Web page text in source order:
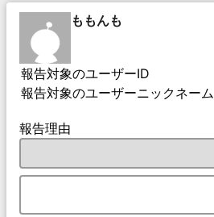
ももんも
報告対象のユーザーID
報告対象のユーザーニックネーム
報告理由